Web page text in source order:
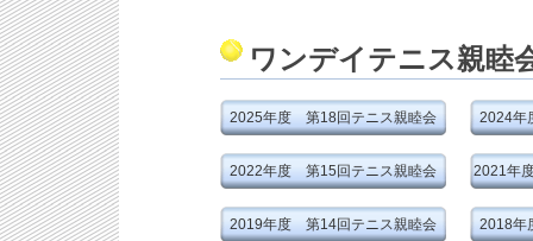
ワンデイテニス親
2025年度 第18回テニス親睦会 2024年
2022年度 第15回テニス親睦会 2021年
2019年度 第14回テニス親睦会 2018年